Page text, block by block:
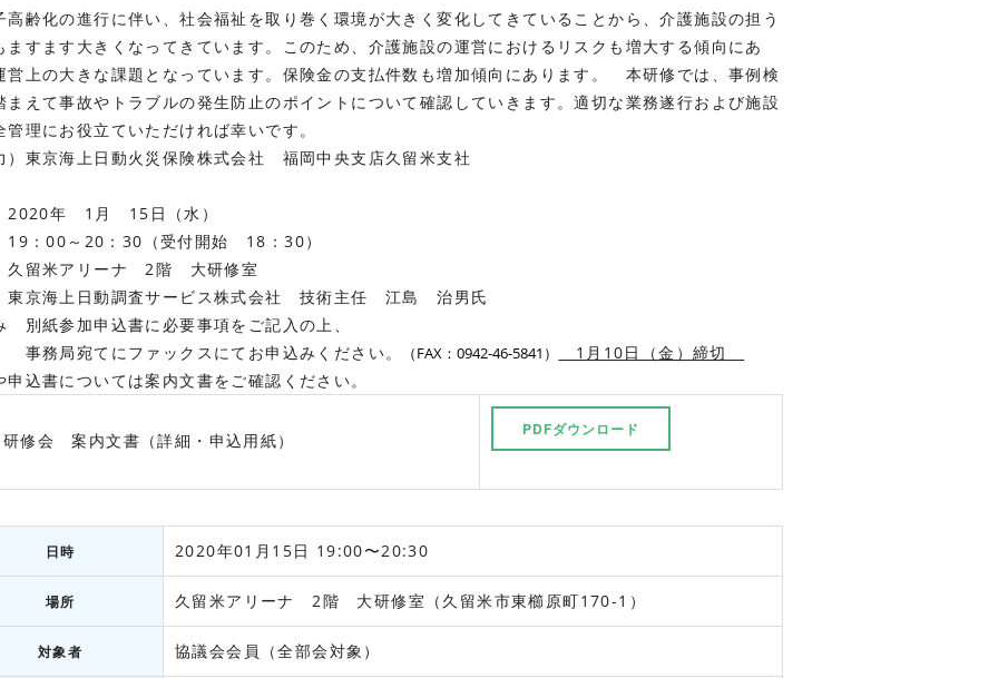
齢化の進行に伴い、社会福祉を取り巻く環境が大きく変化してきていることから、介護施設の担う
ますます大きくなってきています。このため、介護施設の運営におけるリスクも増大する傾向にあ
営上の大きな課題となっています。保険金の支払件数も増加傾向にあります。 本研修では、事例検
まえて事故やトラブルの発生防止のポイントについて確認していきます。適切な業務遂行および施設
管理にお役立ていただければ幸いです。
）東京海上日動火災保険株式会社 福岡中央支店久留米支社
年 1月 15日（水）
：00～20：30（受付開始 18：30）
留米アリーナ 2階 大研修室
京海上日動調査サービス株式会社 技術主任 江島 治男氏
別紙参加申込書に必要事項をご記入の上、
宛てにファックスにてお申込みください。
（FAX：0942-46-5841）
1月10日（金）締切
申込書については案内文書をご確認ください。
修会 案内文書（詳細・申込用紙）
PDFダウンロード
日時 2020年01月15日 19:00〜20:30
場所 久留米アリーナ 2階 大研修室（久留米市東櫛原町170-1）
対象者 協議会会員（全部会対象）